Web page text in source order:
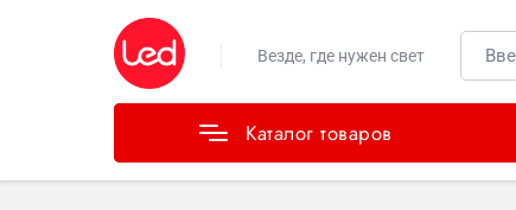
Везде, где нужен свет
Каталог товаров
Каталог товаров